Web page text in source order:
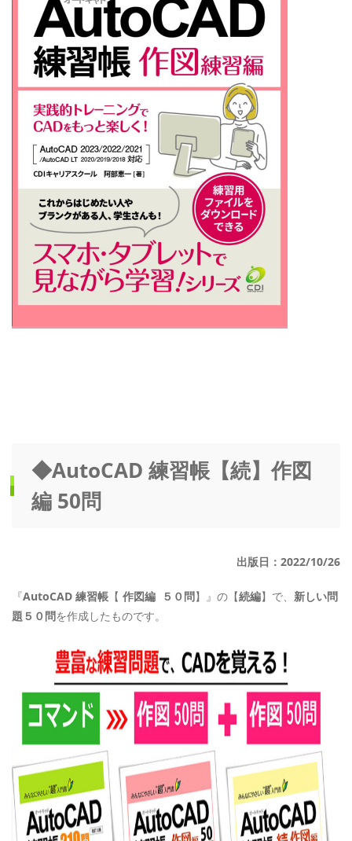
◆AutoCAD 練習帳【続】作図
編 50問
出版日：2022/10/26
『AutoCAD 練習帳 【 作図編 ５０問】』の【続編】で、 新しい問
題５０問を作成したものです。